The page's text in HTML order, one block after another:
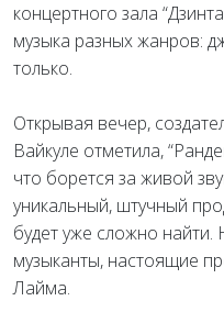
концертного зала
музыка разных жанров:
только.
Открывая вечер,
Вайкуле отметила,
что борется за живой
уникальный, штучный
будет уже сложно
музыканты, настоящие
Лайма.